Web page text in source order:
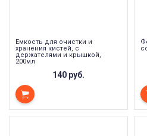
Ёмкость для очистки и
хранения кистей, с
держателями и крышкой,
200мл
140 руб.